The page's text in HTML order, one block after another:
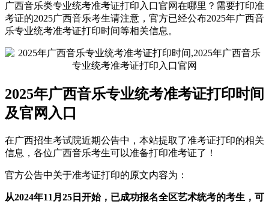
广西音乐类专业统考准考证打印入口官网在哪里？需要打印准
考证的2025广西音乐考生请注意，官方已经公布2025年广西音
乐专业统考准考证打印时间等相关信息。
2025年广西音乐专业统考准考证打印时间
及官网入口
在广西招生考试院近期公告中，本站提取了准考证打印的相关
信息，各位广西音乐考生可以准备打印准考证了！
官方公告中关于准考证打印的原文内容为：
从2024年11月25日开始，已成功报名全区艺术统考的考生，可